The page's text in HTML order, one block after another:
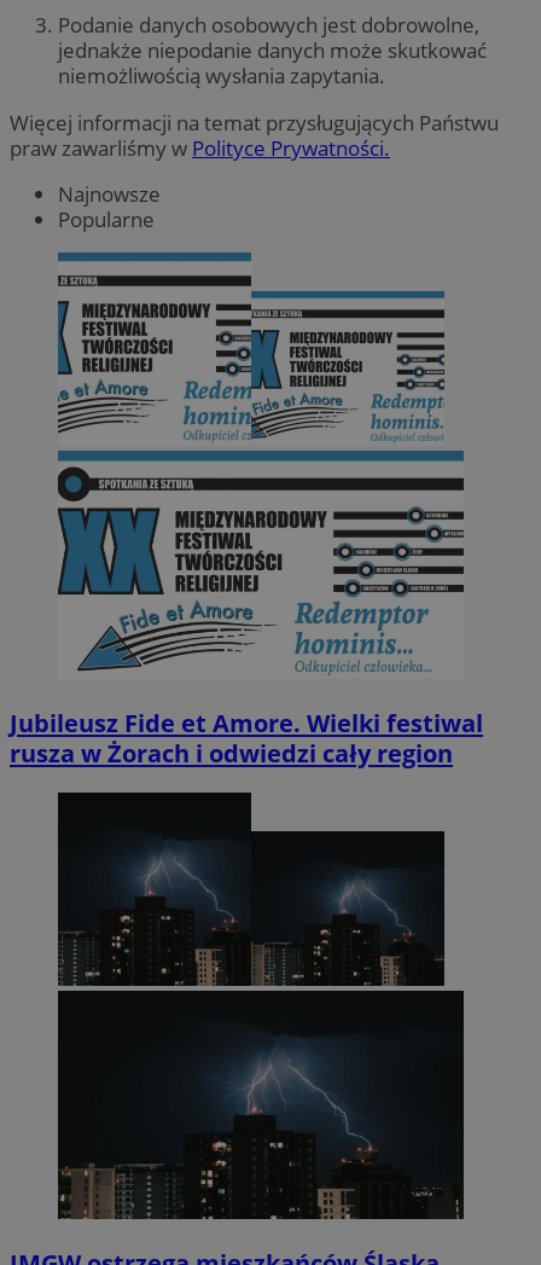
Podanie danych osobowych jest dobrowolne,
jednakże niepodanie danych może skutkować
niemożliwością wysłania zapytania.
Więcej informacji na temat przysługujących Państwu
praw zawarliśmy w Polityce Prywatności.
Najnowsze
Popularne
Jubileusz Fide et Amore. Wielki festiwal
rusza w Żorach i odwiedzi cały region